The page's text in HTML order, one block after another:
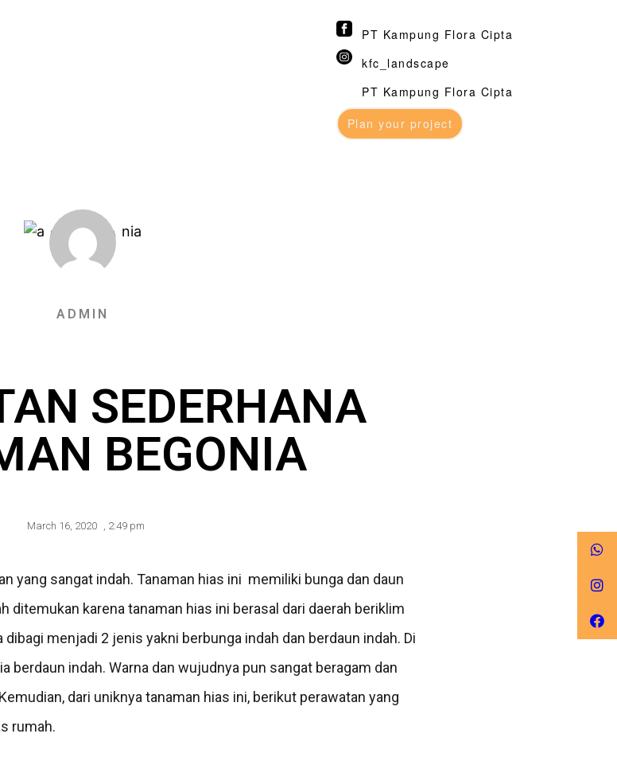
PT Kampung Flora Cipta
kfc_landscape
PT Kampung Flora Cipta
Plan your project
ADMIN
SEDERHANA
BEGONIA
March 16, 2020 , 2:49 pm
yang sangat indah. Tanaman hias ini memiliki bunga dan daun
ditemukan karena tanaman hias ini berasal dari daerah beriklim
menjadi 2 jenis yakni berbunga indah dan berdaun indah. Di
berdaun indah. Warna dan wujudnya pun sangat beragam dan
dari uniknya tanaman hias ini, berikut perawatan yang
rumah.